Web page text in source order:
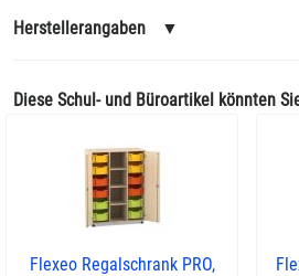
Herstellerangaben ▼
Diese Schul- und Büroartikel könnten
Flexeo Regalschrank PRO,